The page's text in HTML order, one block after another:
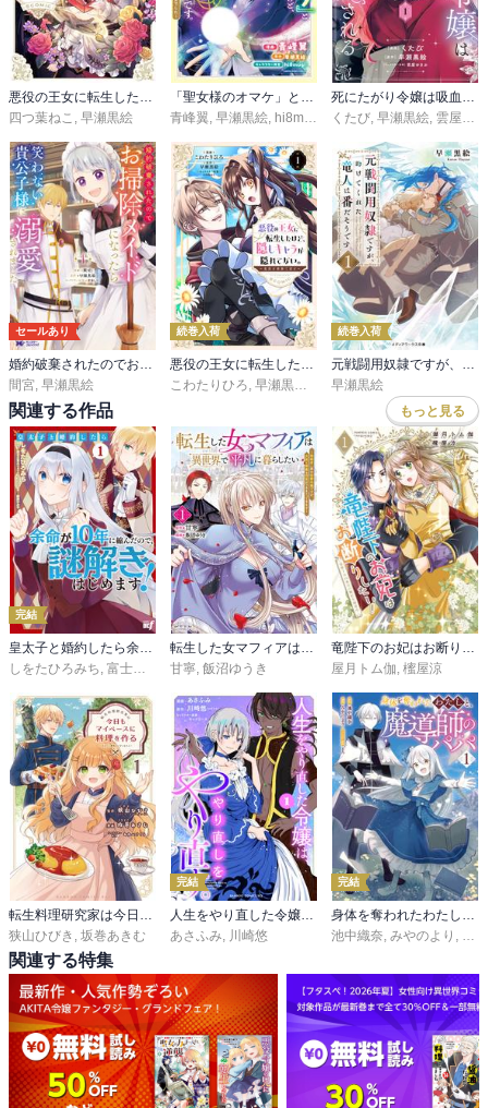
悪役の王女に転生したけど、隠しキャラが隠れてない。@COMIC
四つ葉ねこ , 早瀬黒絵
「聖女様のオマケ」と呼ばれたけど、わたしはオマケではないようです。 ～全属性の魔法が使える最強聖女でした～
青峰翼, 早瀬黒絵, hi8mugi
死にたがり令嬢は吸血鬼に溺愛される（コミック）
くたび, 早瀬黒絵, 雲屋ゆきお
セールあり
間宮 早瀬黒絵
続巻入荷
こわたりひろ 早瀬黒絵 comet
続巻入荷
早瀬黒絵
関連する作品 もっと見る
完結
皇太子と婚約したら余命が10年に縮んだので、謎解きはじめます！
しをたひろみち, 富士とまと
転生した女マフィアは異世界で平凡に暮らしたい～暗殺者一家の伯爵令嬢ですが、天使と悪魔な団長がつきまとってきます～
甘寧, 飯沼ゆうき
竜陛下のお妃はお断りしたい！～竜陛下は10番目の側妃を溺愛中～
屋月トム伽, 櫁屋涼
狭山ひびき 坂巻あきむ
完結
あさふみ
川崎悠
完結
池中織奈 みやのより
関連する特集